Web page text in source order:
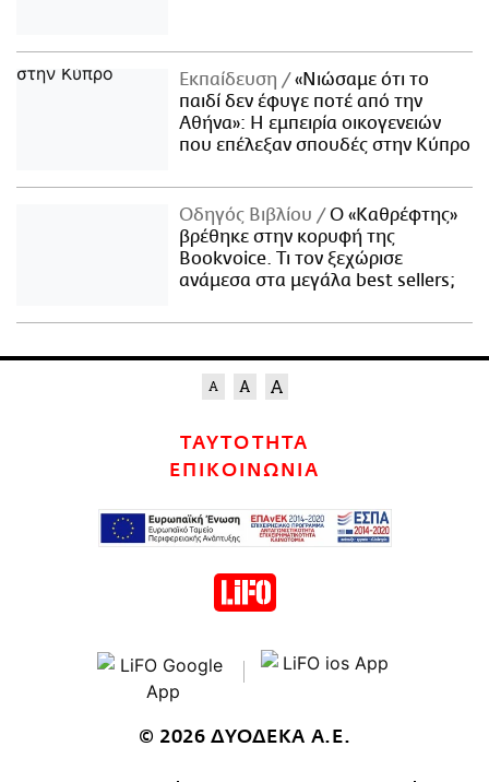
Εκπαίδευση
«Νιώσαμε ότι το
παιδί δεν έφυγε ποτέ από την
Αθήνα»: Η εμπειρία οικογενειών
που επέλεξαν σπουδές στην Κύπρο
Οδηγός Βιβλίου
Ο «Καθρέφτης»
βρέθηκε στην κορυφή της
Bookvoice. Τι τον ξεχώρισε
ανάμεσα στα μεγάλα best sellers;
ΤΑΥΤΟΤΗΤΑ
ΕΠΙΚΟΙΝΩΝΙΑ
© 2026 ΔΥΟΔΕΚΑ Α.Ε.